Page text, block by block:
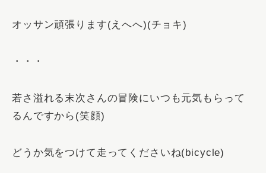
オッサン頑張ります(えへへ)(チョキ)
・・・
若さ溢れる末次さんの冒険にいつも元気もらって
るんですから(笑顔)
どうか気をつけて走ってくださいね(bicycle)